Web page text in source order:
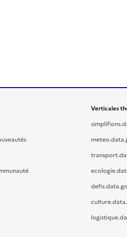
Verticales